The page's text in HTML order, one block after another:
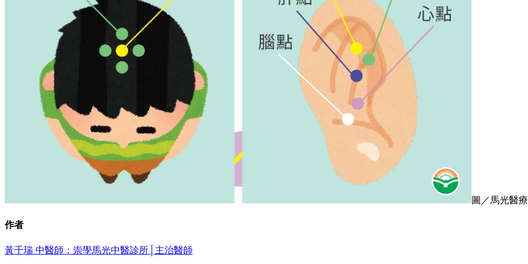
圖／馬光醫
作者
黃千瑞 中醫師：崇學馬光中醫診所│主治醫師